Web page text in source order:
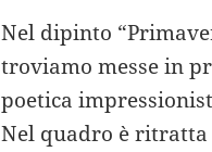
Nel dipinto
troviamo messe in
poetica
Nel quadro è